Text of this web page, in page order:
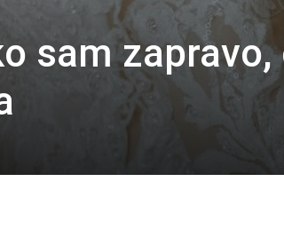
sam